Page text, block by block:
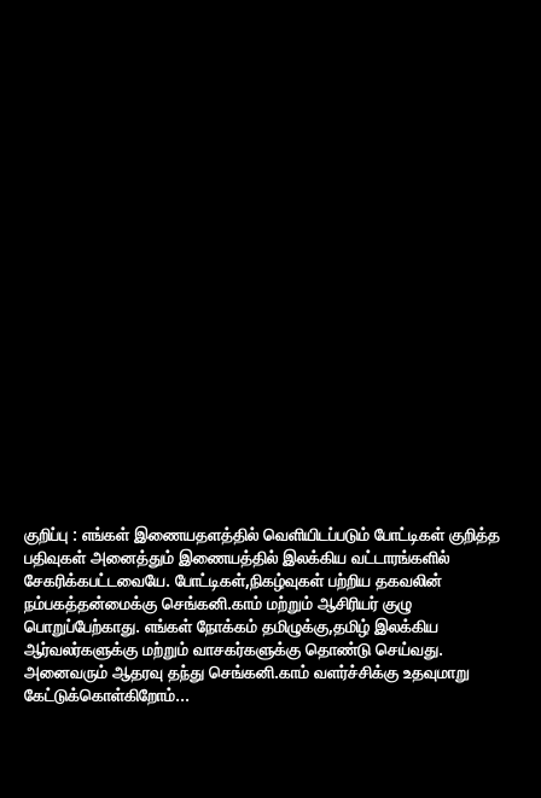
குறிப்பு : எங்கள் இணையதளத்தில் வெளியிடப்படும் போட்டிகள் குறித்த
பதிவுகள் அனைத்தும் இணையத்தில் இலக்கிய வட்டாரங்களில்
சேகரிக்கபட்டவையே. போட்டிகள்,நிகழ்வுகள் பற்றிய தகவலின்
நம்பகத்தன்மைக்கு செங்கனி.காம் மற்றும் ஆசிரியர் குழு
பொறுப்பேற்காது. எங்கள் நோக்கம் தமிழுக்கு,தமிழ் இலக்கிய
ஆர்வலர்களுக்கு மற்றும் வாசகர்களுக்கு தொண்டு செய்வது.
அனைவரும் ஆதரவு தந்து செங்கனி.காம் வளர்ச்சிக்கு உதவுமாறு
கேட்டுக்கொள்கிறோம்...